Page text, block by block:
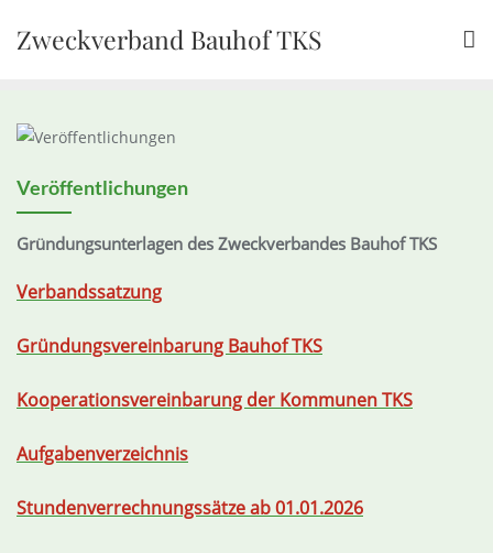
Zweckverband Bauhof TKS
Veröffentlichungen
Gründungsunterlagen des Zweckverbandes Bauhof TKS
Verbandssatzung
Gründungsvereinbarung Bauhof TKS
Kooperationsvereinbarung der Kommunen TKS
Aufgabenverzeichnis
Stundenverrechnungssätze ab 01.01.2026